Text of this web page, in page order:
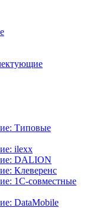
Типовые
ilexx
DALION
Клеверенс
1С-совместные
DataMobile